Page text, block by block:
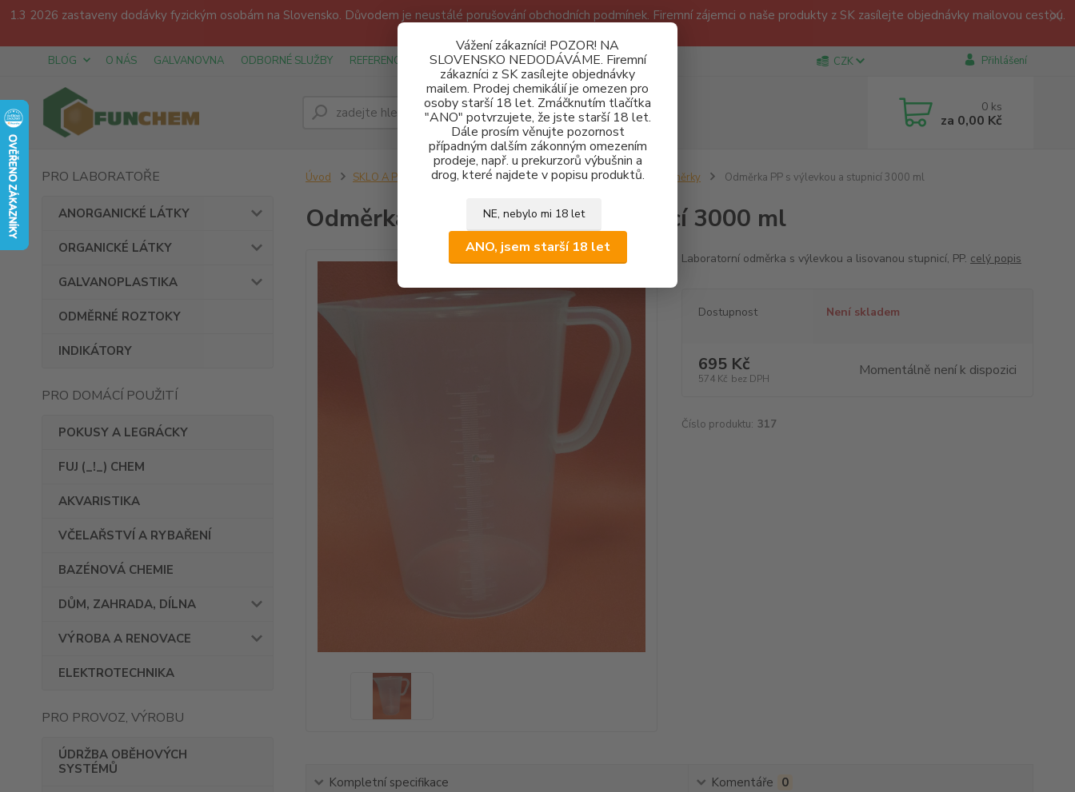
1.3 2026 zastaveny dodávky fyzickým osobám na Slovensko. Důvodem je neustálé porušování obchodních podmínek. Firemní zájemci o naše produkty z SK zasílejte objednávky mailovou cestou.
Vážení zákazníci! POZOR! NA
SLOVENSKO NEDODÁVÁME. Firemní
zákazníci z SK zasílejte objednávky
mailem. Prodej chemikálií je omezen pro
osoby starší 18 let. Zmáčknutím tlačítka
"ANO" potvrzujete, že jste starší 18 let.
Dále prosím věnujte pozornost
případným dalším zákonným omezením
prodeje, např. u prekurzorů výbušnin a
drog, které najdete v popisu produktů.
NE, nebylo mi 18 let
ANO, jsem starší 18 let
BLOG O NÁS GALVANOVNA ODBORNÉ SLUŽBY REFERENCE SPONZUREJEME OBCHODNÍ PODMÍNKY A GDPR CZK Přihlášení
Hledat 0 ks
za 0,00 Kč
PRO LABORATOŘE
ANORGANICKÉ LÁTKY
ORGANICKÉ LÁTKY
GALVANOPLASTIKA
ODMĚRNÉ ROZTOKY
INDIKÁTORY
PRO DOMÁCÍ POUŽITÍ
POKUSY A LEGRÁCKY
FUJ (_!_) CHEM
AKVARISTIKA
VČELAŘSTVÍ A RYBAŘENÍ
BAZÉNOVÁ CHEMIE
DŮM, ZAHRADA, DÍLNA
VÝROBA A RENOVACE
ELEKTROTECHNIKA
PRO PROVOZ, VÝROBU
ÚDRŽBA OBĚHOVÝCH
SYSTÉMŮ
Úvod SKLO A POMŮCKY Laboratorní nádoby Odměrné válce a odměrky Odměrka PP s výlevkou a stupnicí 3000 ml
Odměrka PP s výlevkou a stupnicí 3000 ml
Laboratorní odměrka s výlevkou a lisovanou stupnicí, PP. celý popis
Dostupnost Není skladem
695 Kč
574 Kč bez DPH Momentálně není k dispozici
Číslo produktu: 317
Kompletní specifikace Komentáře 0